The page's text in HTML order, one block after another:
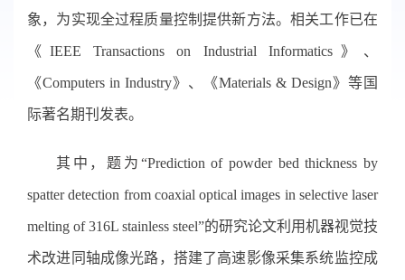
象，为实现全过程质量控制提供新方法。相关工作已在
《IEEE Transactions on Industrial Informatics》、
《Computers in Industry》、《Materials & Design》等国
际著名期刊发表。
其中，题为“Prediction of powder bed thickness by
spatter detection from coaxial optical images in selective laser
melting of 316L stainless steel”的研究论文利用机器视觉技
术改进同轴成像光路，搭建了高速影像采集系统监控成